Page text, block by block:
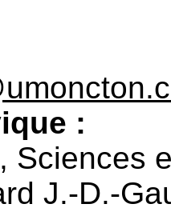
:
Sciences
J.-D.-